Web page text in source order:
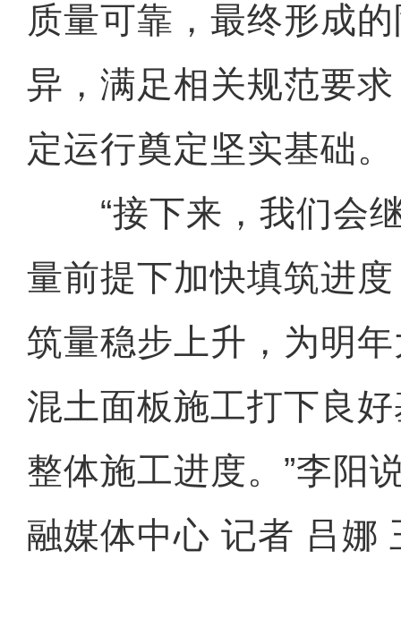
质量可靠，最终形成
异，满足相关规范要
定运行奠定坚实基础。
“接下来，我们会继
量前提下加快填筑进
筑量稳步上升，为明
混土面板施工打下良
整体施工进度。”李阳
融媒体中心 记者 吕娜